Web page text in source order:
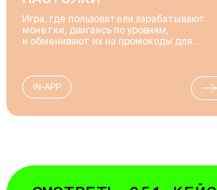
Пользователи могут создавать
изображения, тексты и открытки
с помощью нейросети в соцсетях
РЕКЛАМНЫЕ СПЕЦПРОЕКТЫ
MINI-APPS